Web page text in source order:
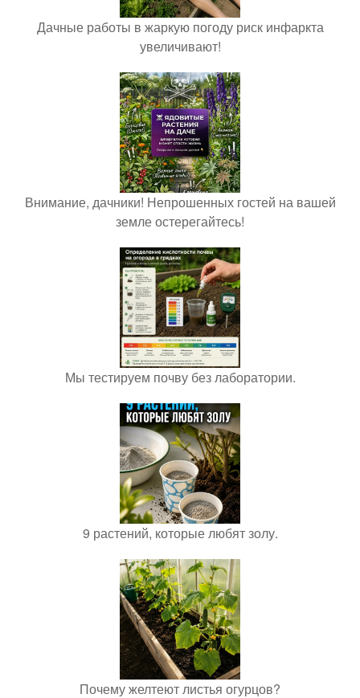
Дачные работы в жаркую погоду риск инфаркта
увеличивают!
Внимание, дачники! Непрошенных гостей на вашей
земле остерегайтесь!
Мы тестируем почву без лаборатории.
9 растений, которые любят золу.
Почему желтеют листья огурцов?